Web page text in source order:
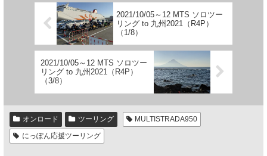
2021/10/05～12 MTS ソロツー
リング to 九州2021（R4P）
（1/8）
2021/10/05～12 MTS ソロツー
リング to 九州2021（R4P）
（3/8）
オンロード ツーリング
MULTISTRADA950
にっぽん応援ツーリング